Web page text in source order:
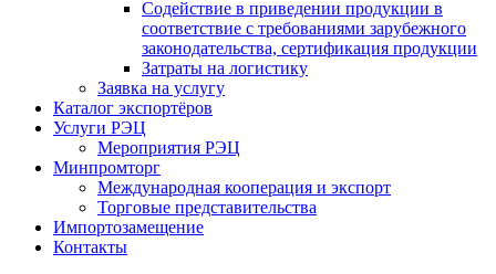
Содействие в приведении продукции в
соответствие с требованиями зарубежного
законодательства, сертификация продукции
Затраты на логистику
Заявка на услугу
Каталог экспортёров
Услуги РЭЦ
Мероприятия РЭЦ
Минпромторг
Международная кооперация и экспорт
Торговые представительства
Импортозамещение
Контакты